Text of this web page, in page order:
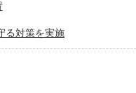
る対策を実施